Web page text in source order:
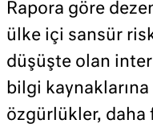
Rapora göre
ülke içi sansür
düşüşte olan
bilgi
özgürlükler, daha